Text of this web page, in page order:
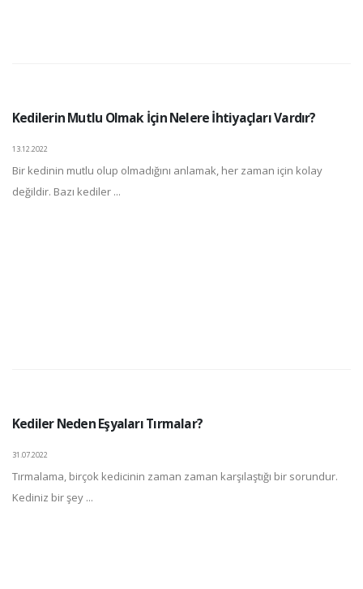
Kedilerin Mutlu Olmak İçin Nelere İhtiyaçları Vardır?
13.12.2022
Bir kedinin mutlu olup olmadığını anlamak, her zaman için kolay
değildir. Bazı kediler ...
Kediler Neden Eşyaları Tırmalar?
31.07.2022
Tırmalama, birçok kedicinin zaman zaman karşılaştığı bir sorundur.
Kediniz bir şey ...